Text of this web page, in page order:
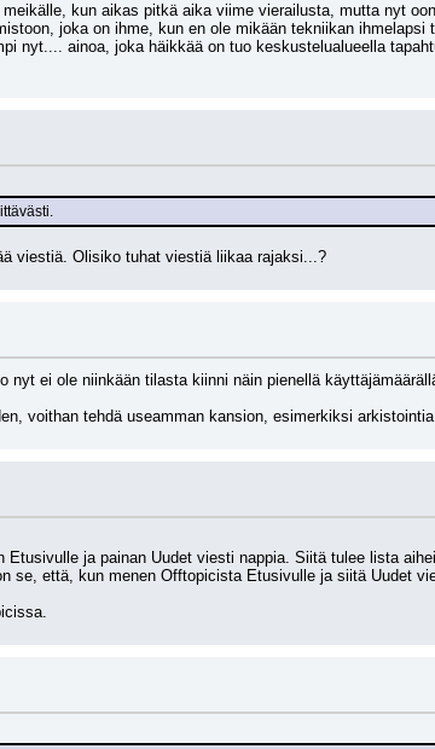
kun aikas pitkä aika viime vierailusta, mutta nyt
joka on ihme, kun en ole mikään tekniikan
nyt.... ainoa, joka häikkää on tuo keskustelualueella
viestiä. Olisiko tuhat viestiä liikaa rajaksi...?
nyt ei ole niinkään tilasta kiinni näin pienellä
voithan tehdä useamman kansion, esimerkiksi
Etusivulle ja painan Uudet viesti nappia. Siitä tulee lista
se, että, kun menen Offtopicista Etusivulle ja siitä Uudet